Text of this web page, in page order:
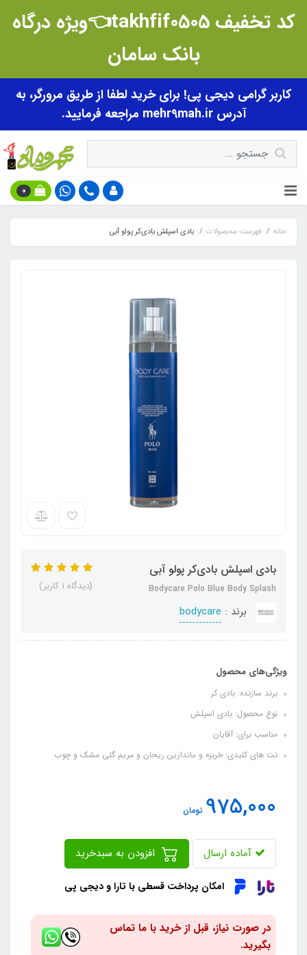
کد تخفیف takhfif0505👈ویژه درگاه
بانک سامان
کاربر گرامی دیجی پی! برای خرید لطفا از طریق مرورگر، به
آدرس mehr9mah.ir مراجعه فرمایید.
0
خانه فهرست محصولات بادی اسپلش بادی‌کر پولو آبی
بادی اسپلش بادی‌کر پولو آبی
Bodycare Polo Blue Body Splash
برند : bodycare
(دیدگاه 1 کاربر)
ویژگی‌های محصول
برند سازنده: بادی کر
نوع محصول: بادی اسپلش
مناسب برای: آقایان
نت های کلیدی: خربزه و ماندارین ریحان و مریم گلی مشک و چوب
975,000 تومان
آماده ارسال
امکان پرداخت قسطی با تارا و دیجی پی
در صورت نیاز، قبل از خرید با ما تماس
بگیرید.